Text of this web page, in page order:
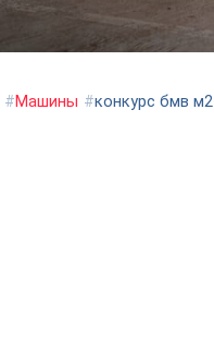
#Машины #конкурс бмв м2